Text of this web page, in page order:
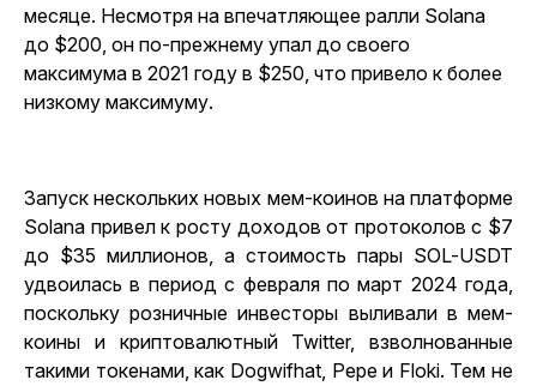
месяце. Несмотря на впечатляющее ралли Solana
до $200, он по-прежнему упал до своего
максимума в 2021 году в $250, что привело к более
низкому максимуму.
Запуск нескольких новых мем-коинов на платформе
Solana привел к росту доходов от протоколов с $7
до $35 миллионов, а стоимость пары SOL-USDT
удвоилась в период с февраля по март 2024 года,
поскольку розничные инвесторы выливали в мем-
коины и криптовалютный Twitter, взволнованные
такими токенами, как Dogwifhat, Pepe и Floki. Тем не